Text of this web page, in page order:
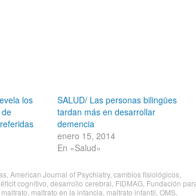
los
SALUD/ Las personas bilingües
tardan más en desarrollar
demencia
enero 15, 2014
En «Salud»
American Journal of Psychiatry, cambios fisiológicos
cognitivo desarrollo cerebral FIDMAG Fundación
maltrato maltrato en la infancia maltrato infantil OMS